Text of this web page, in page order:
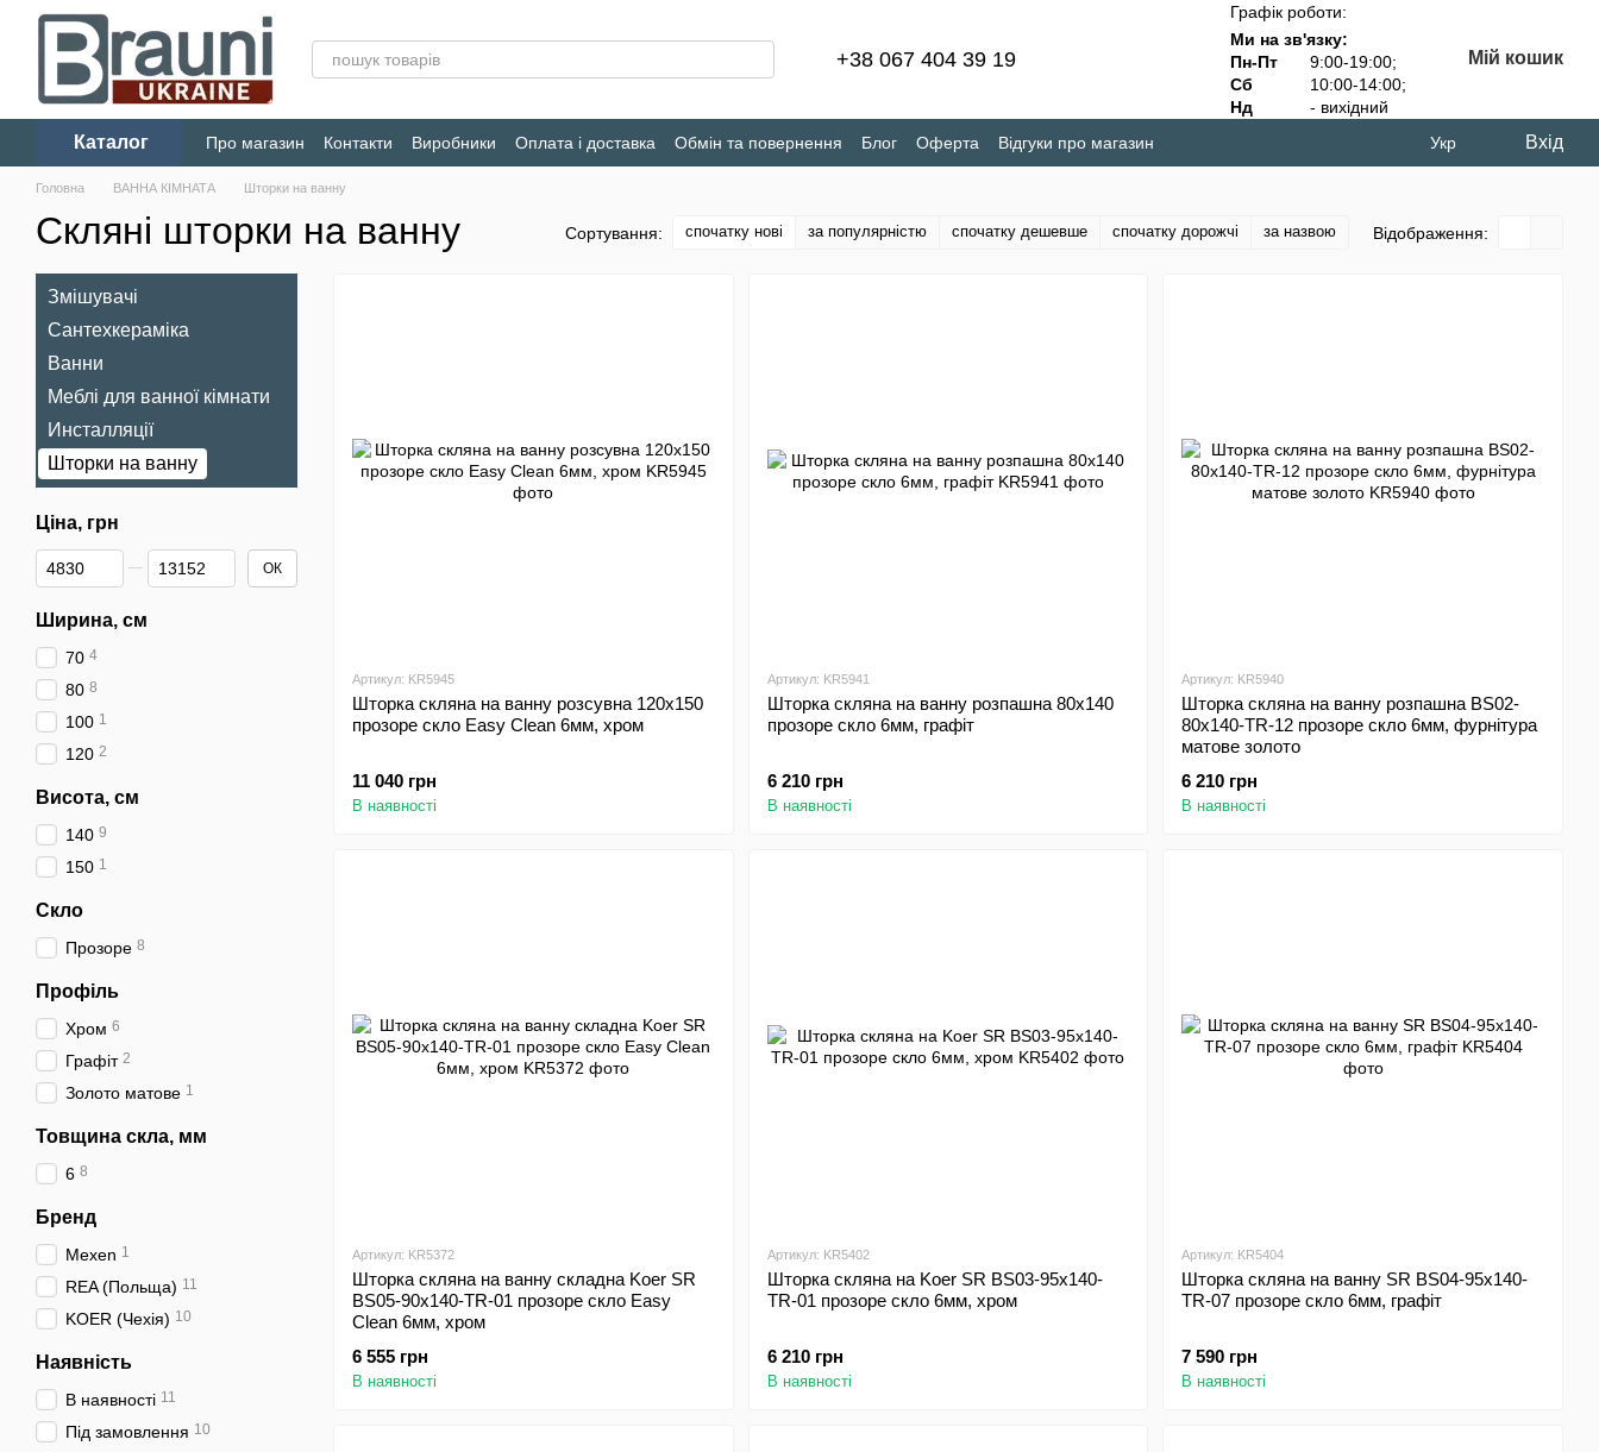
Перейти до основного контенту
+38 067 404 39 19
Графік роботи:
Ми на зв'язку:
Пн-Пт
9:00-19:00;
Сб
10:00-14:00;
Нд
- вихідний
Мій кошик
Каталог Про магазин Контакти Виробники Оплата і доставка Обмін та повернення Блог Оферта
Відгуки про магазин
Конфіденційність
Укр Вхід
Головна ВАННА КІМНАТА Шторки на ванну
Скляні шторки на ванну Сортування: спочатку нові за популярністю спочатку дешевше спочатку дорожчі за назвою Відображення:
Артикул: KR5945
Шторка скляна на ванну розсувна 120x150
прозоре скло Easy Clean 6мм, хром
11 040 грн
В наявності
Артикул: KR5941
Шторка скляна на ванну розпашна 80x140
прозоре скло 6мм, графіт
6 210 грн
В наявності
Артикул: KR5940
Шторка скляна на ванну розпашна BS02-
80x140-TR-12 прозоре скло 6мм, фурнітура
матове золото
6 210 грн
В наявності
Артикул: KR5372
Шторка скляна на ванну складна Koer SR
BS05-90x140-TR-01 прозоре скло Easy
Clean 6мм, хром
6 555 грн
В наявності
Артикул: KR5402
Шторка скляна на Koer SR BS03-95x140-
TR-01 прозоре скло 6мм, хром
6 210 грн
В наявності
Артикул: KR5404
Шторка скляна на ванну SR BS04-95x140-
TR-07 прозоре скло 6мм, графіт
7 590 грн
В наявності
Змішувачі
Сантехкераміка
Ванни
Меблі для ванної кімнати
Инсталляції
Шторки на ванну
Ціна, грн
Від Ціна, грн
До Ціна, грн ОК
Ширина, см
70 4
80 8
100 1
120 2
Висота, см
140 9
150 1
Скло
Прозоре 8
Профіль
Хром 6
Графіт 2
Золото матове 1
Товщина скла, мм
6 8
Бренд
Mexen 1
REA (Польща) 11
KOER (Чехія) 10
Наявність
В наявності 11
Під замовлення 10